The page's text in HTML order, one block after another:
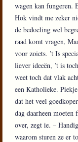
wagen kan fungeren.
Hok vindt me zeker
de bedoeling wel
raad komt vragen,
voor zoiets. ’t Is
liever ideeën, ’t is
weet toch dat vlak
een Katholieke.
dat het veel
dag daarheen
over, zegt ie. –
waarom sturen ze er